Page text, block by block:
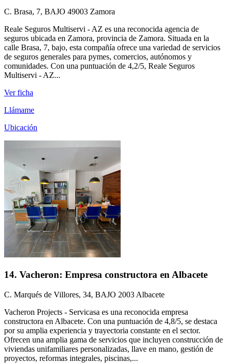
C. Brasa, 7, BAJO 49003 Zamora
Reale Seguros Multiservi - AZ es una reconocida agencia de
seguros ubicada en Zamora, provincia de Zamora. Situada en la
calle Brasa, 7, bajo, esta compañía ofrece una variedad de servicios
de seguros generales para pymes, comercios, autónomos y
comunidades. Con una puntuación de 4,2/5, Reale Seguros
Multiservi - AZ...
Ver ficha
Llámame
Ubicación
14. Vacheron: Empresa constructora en Albacete
C. Marqués de Villores, 34, BAJO 2003 Albacete
Vacheron Projects - Servicasa es una reconocida empresa
constructora en Albacete. Con una puntuación de 4,8/5, se destaca
por su amplia experiencia y trayectoria constante en el sector.
Ofrecen una amplia gama de servicios que incluyen construcción de
viviendas unifamiliares personalizadas, llave en mano, gestión de
proyectos, reformas integrales, piscinas,...